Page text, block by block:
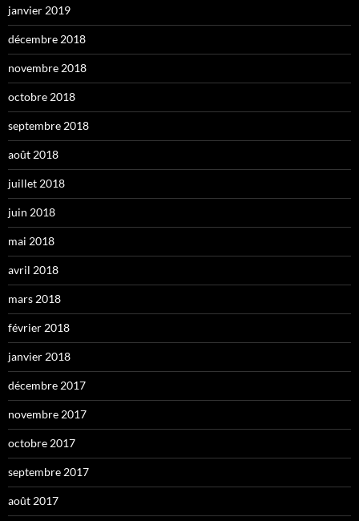
janvier 2019
décembre 2018
novembre 2018
octobre 2018
septembre 2018
août 2018
juillet 2018
juin 2018
mai 2018
avril 2018
mars 2018
février 2018
janvier 2018
décembre 2017
novembre 2017
octobre 2017
septembre 2017
août 2017